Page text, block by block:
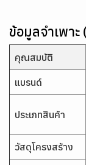
ข้อมูลจำเพา
คุณสมบัติ
แบรนด์
ประเภทสินค้า
วัสดุโครงสร้าง